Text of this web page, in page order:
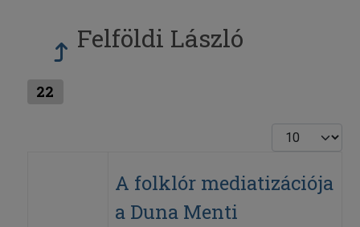
Felföldi László
22
Display #
A folklór mediatizációja
a Duna Menti